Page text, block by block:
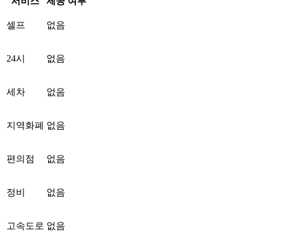
셀프 없음
24시 없음
세차 없음
지역화폐 없음
편의점 없음
정비 없음
고속도로 없음